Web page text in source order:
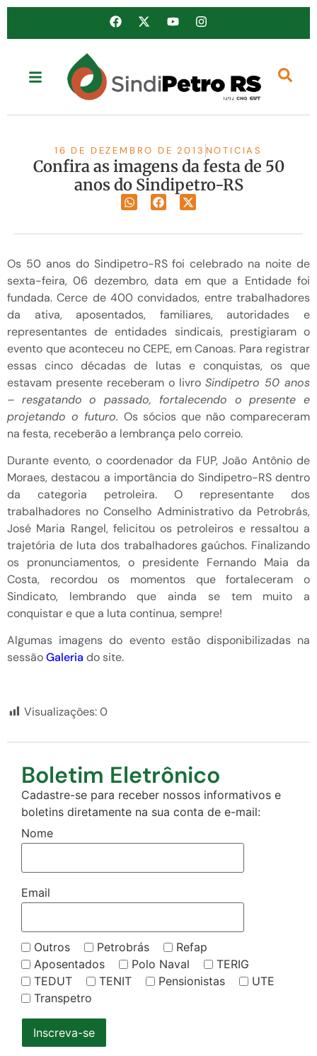
16 DE DEZEMBRO DE 2013 NOTICIAS
Confira as imagens da festa de 50
anos do Sindipetro-RS
Os 50 anos do Sindipetro-RS foi celebrado na noite de
sexta-feira, 06 dezembro, data em que a Entidade foi
fundada. Cerce de 400 convidados, entre trabalhadores
da ativa, aposentados, familiares, autoridades e
representantes de entidades sindicais, prestigiaram o
evento que aconteceu no CEPE, em Canoas. Para registrar
essas cinco décadas de lutas e conquistas, os que
estavam presente receberam o livro Sindipetro 50 anos
– resgatando o passado, fortalecendo o presente e
projetando o futuro. Os sócios que não compareceram
na festa, receberão a lembrança pelo correio.
Durante evento, o coordenador da FUP, João Antônio de
Moraes, destacou a importância do Sindipetro-RS dentro
da categoria petroleira. O representante dos
trabalhadores no Conselho Administrativo da Petrobrás,
José Maria Rangel, felicitou os petroleiros e ressaltou a
trajetória de luta dos trabalhadores gaúchos. Finalizando
os pronunciamentos, o presidente Fernando Maia da
Costa, recordou os momentos que fortaleceram o
Sindicato, lembrando que ainda se tem muito a
conquistar e que a luta continua, sempre!
Algumas imagens do evento estão disponibilizadas na
sessãoGaleria do site.
Visualizações:0
Boletim Eletrônico
Cadastre-se para receber nossos informativos e
boletins diretamente na sua conta de e-mail:
Nome
Email
Outros Petrobrás
Refap
Aposentados
Polo Naval
TERIG
TEDUT
TENIT Pensionistas
UTE
Transpetro
Inscreva-se